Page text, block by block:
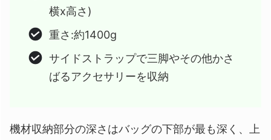
横x高さ)
重さ:約1400g
サイドストラップで三脚やその他かさ
ばるアクセサリーを収納
機材収納部分の深さはバッグの下部が最も深く、上